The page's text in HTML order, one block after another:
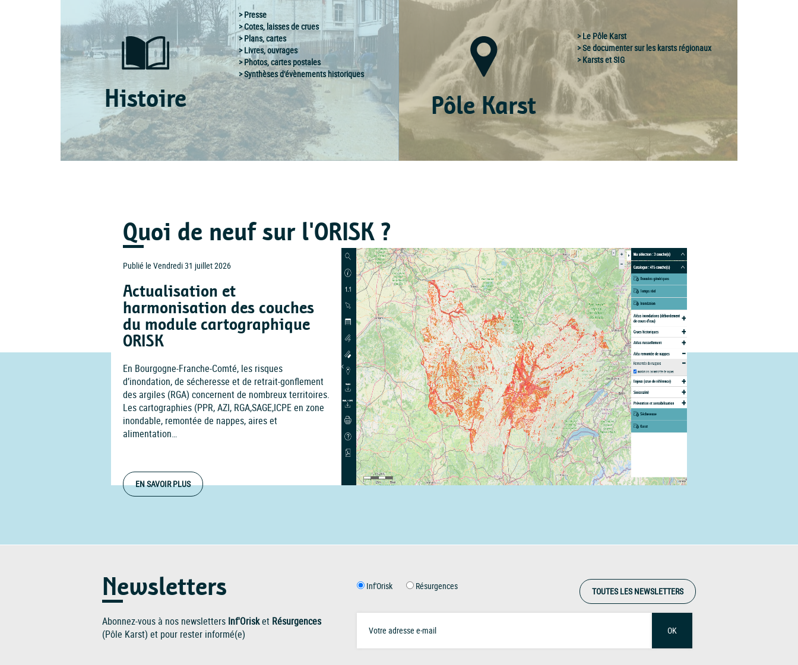
Histoire
Presse
Cotes, laisses de crues
Plans, cartes
Livres, ouvrages
Photos, cartes postales
Synthèses d'évènements historiques
Pôle Karst
Le Pôle Karst
Se documenter sur les karsts régionaux
Karsts et SIG
Quoi de neuf sur l'ORISK ?
Publié le Vendredi 31 juillet 2026
Actualisation et
harmonisation des couches
du module cartographique
ORISK
En Bourgogne-Franche-Comté, les risques
d’inondation, de sécheresse et de retrait-gonflement
des argiles (RGA) concernent de nombreux territoires.
Les cartographies (PPR, AZI, RGA,SAGE,ICPE en zone
inondable, remontée de nappes, aires et
alimentation…
EN SAVOIR PLUS
Newsletters
Abonnez-vous à nos newsletters Inf'Orisket Résurgences
(Pôle Karst) et pour rester informé(e)
Inf'Orisk Résurgences TOUTES LES NEWSLETTERS
OK